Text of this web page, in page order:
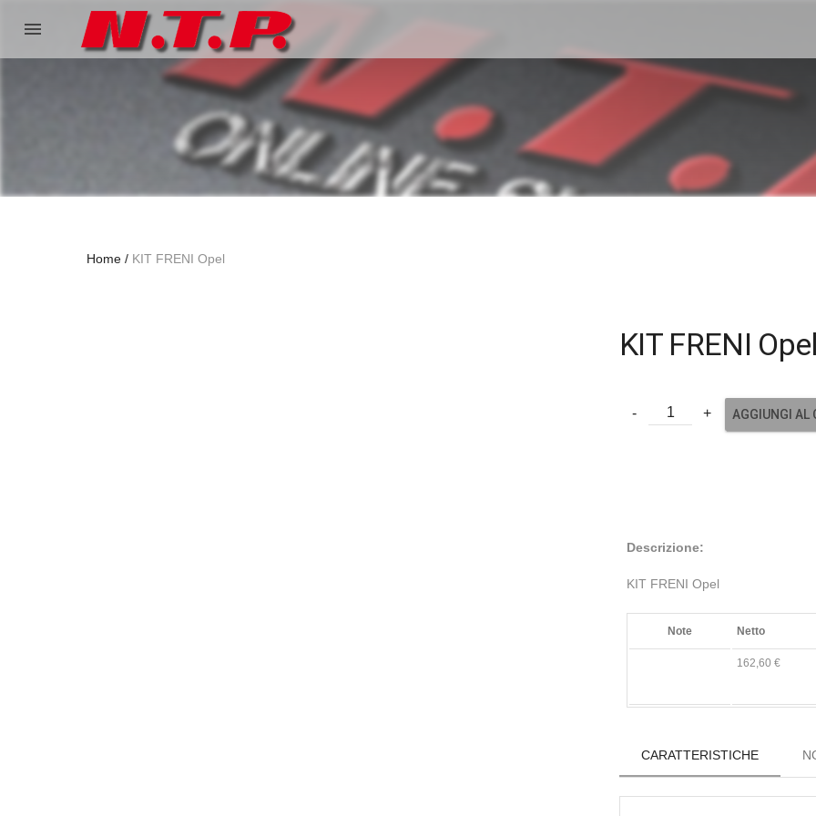
menu
Home KIT FRENI Opel
KIT FRENI Opel
AGGIUNGI AL
Descrizione:
KIT FRENI Opel
Note Netto
162,60 €
CARATTERISTICHE